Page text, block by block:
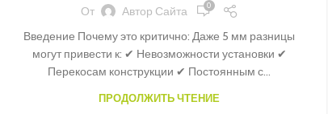
От Автор Сайта 0
Введение Почему это критично: Даже 5 мм разницы
могут привести к: ✔ Невозможности установки ✔
Перекосам конструкции ✔ Постоянным с...
ПРОДОЛЖИТЬ ЧТЕНИЕ